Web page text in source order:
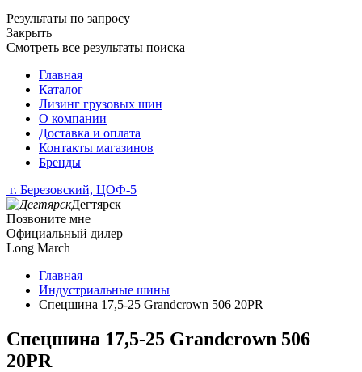
Результаты по запросу
Закрыть
Смотреть все результаты поиска
Главная
Каталог
Лизинг грузовых шин
О компании
Доставка и оплата
Контакты магазинов
Бренды
г. Березовский, ЦОФ-5
Дегтярск
Позвоните мне
Официальный дилер
Long March
Главная
Индустриальные шины
Спецшина 17,5-25 Grandcrown 506 20PR
Спецшина 17,5-25 Grandcrown 506
20PR